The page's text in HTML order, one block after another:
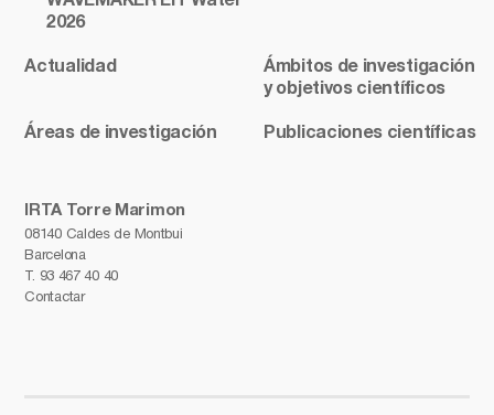
IRTA Torre Marimon
08140 Caldes de Montbui
Barcelona
T. 93 467 40 40
Contactar
2026
Actualidad
Ámbitos de investigación
y objetivos científicos
Áreas de investigación Publicaciones científicas